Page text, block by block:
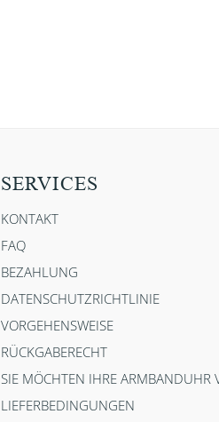
SERVICES
KONTAKT
FAQ
BEZAHLUNG
DATENSCHUTZRICHTLINIE
VORGEHENSWEISE
RÜCKGABERECHT
SIE MÖCHTEN IHRE ARMBANDUHR
LIEFERBEDINGUNGEN